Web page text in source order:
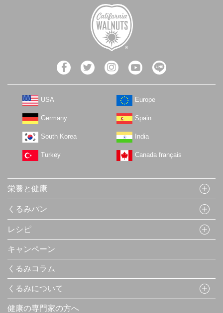
USA Europe
Germany Spain
South Korea India
Turkey Canada français
栄養と健康
くるみパン
レシピ
キャンペーン
くるみコラム
くるみについて
健康の専門家の方へ